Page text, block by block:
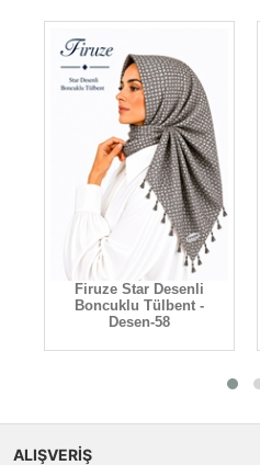
Firuze Star Desenli
Boncuklu Tülbent -
Desen-58
ALIŞVERİŞ